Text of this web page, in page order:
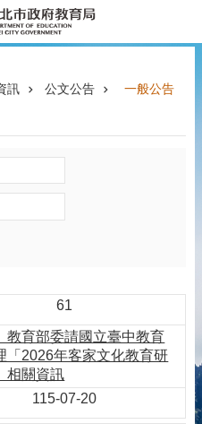
訊 公文公告 一般公告
61
教育部委請國立臺中教育
「2026年客家文化教育研
相關資訊
115-07-20